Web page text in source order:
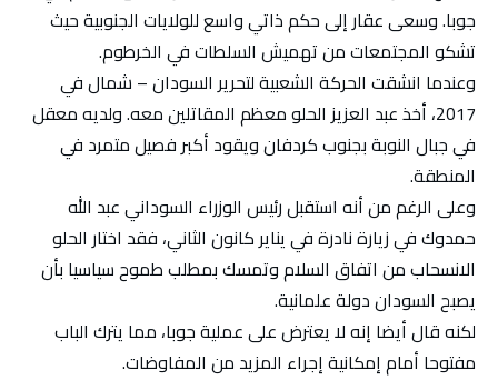
جوبا. وسعى عقار إلى حكم ذاتي واسع للولايات الجنوبية حيث
تشكو المجتمعات من تهميش السلطات في الخرطوم.
وعندما انشقت الحركة الشعبية لتحرير السودان – شمال في
2017، أخذ عبد العزيز الحلو معظم المقاتلين معه. ولديه معقل
في جبال النوبة بجنوب كردفان ويقود أكبر فصيل متمرد في
المنطقة.
وعلى الرغم من أنه استقبل رئيس الوزراء السوداني عبد الله
حمدوك في زيارة نادرة في يناير كانون الثاني، فقد اختار الحلو
الانسحاب من اتفاق السلام وتمسك بمطلب طموح سياسيا بأن
يصبح السودان دولة علمانية.
لكنه قال أيضا إنه لا يعترض على عملية جوبا، مما يترك الباب
مفتوحا أمام إمكانية إجراء المزيد من المفاوضات.